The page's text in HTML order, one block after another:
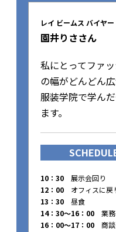
レイ ビームス バイヤー
園井りささん
私にとってファ
の幅がどんどん
服装学院で学ん
ます。
10：30展示会回り
12：00オフィスに戻
13：30昼食
14：30〜16：00業務
16：00〜17：00商談